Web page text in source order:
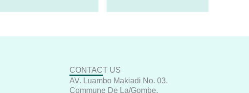
CONTACT US
AV. Luambo Makiadi No. 03,
Commune De La/Gombe,